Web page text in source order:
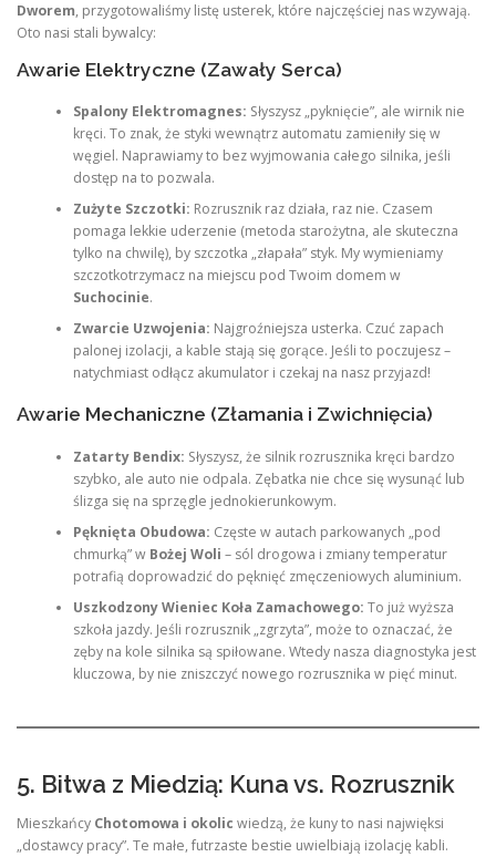
Dworem, przygotowaliśmy listę usterek, które najczęściej nas wzywają.
Oto nasi stali bywalcy:
Awarie Elektryczne (Zawały Serca)
Spalony Elektromagnes: Słyszysz „pyknięcie”, ale wirnik nie
kręci. To znak, że styki wewnątrz automatu zamieniły się w
węgiel. Naprawiamy to bez wyjmowania całego silnika, jeśli
dostęp na to pozwala.
Zużyte Szczotki: Rozrusznik raz działa, raz nie. Czasem
pomaga lekkie uderzenie (metoda starożytna, ale skuteczna
tylko na chwilę), by szczotka „złapała” styk. My wymieniamy
szczotkotrzymacz na miejscu pod Twoim domem w
Suchocinie.
Zwarcie Uzwojenia: Najgroźniejsza usterka. Czuć zapach
palonej izolacji, a kable stają się gorące. Jeśli to poczujesz –
natychmiast odłącz akumulator i czekaj na nasz przyjazd!
Awarie Mechaniczne (Złamania i Zwichnięcia)
Zatarty Bendix: Słyszysz, że silnik rozrusznika kręci bardzo
szybko, ale auto nie odpala. Zębatka nie chce się wysunąć lub
ślizga się na sprzęgle jednokierunkowym.
Pęknięta Obudowa: Częste w autach parkowanych „pod
chmurką” w Bożej Woli – sól drogowa i zmiany temperatur
potrafią doprowadzić do pęknięć zmęczeniowych aluminium.
Uszkodzony Wieniec Koła Zamachowego: To już wyższa
szkoła jazdy. Jeśli rozrusznik „zgrzyta”, może to oznaczać, że
zęby na kole silnika są spiłowane. Wtedy nasza diagnostyka jest
kluczowa, by nie zniszczyć nowego rozrusznika w pięć minut.
5. Bitwa z Miedzią: Kuna vs. Rozrusznik
Mieszkańcy Chotomowa i okolic wiedzą, że kuny to nasi najwięksi
„dostawcy pracy”. Te małe, futrzaste bestie uwielbiają izolację kabli.